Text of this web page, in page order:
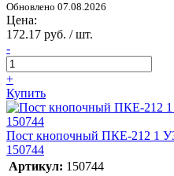
Обновлено 07.08.2026
Цена:
172.17 руб. / шт.
-
+
Купить
Пост кнопочный ПКЕ-212 1
150744
Артикул: 150744